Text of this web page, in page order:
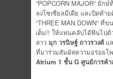
“POPCORN MAJOR” ยั
ลงโซเซียลมีเดีย และปิดท้า
“THREE MAN DOWN” ที่
เต็ม!! ให้แฟนคลับได้ฟินไป
สาว มุก วรนิษฐ์ ถาวรวงศ์แ
ที่มาร่วมสัมผัสความอร่อยโ
Atrium 1 ชั้น G ศูนย์การค้า